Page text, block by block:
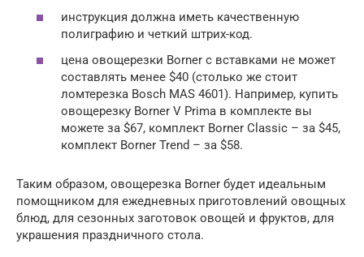
инструкция должна иметь качественную
полиграфию и четкий штрих-код.
цена овощерезки Borner с вставками не может
составлять менее $40 (столько же стоит
ломтерезка Bosch MAS 4601). Например, купить
овощерезку Borner V Prima в комплекте вы
можете за $67, комплект Borner Classic – за $45,
комплект Borner Trend – за $58.
Таким образом, овощерезка Borner будет идеальным
помощником для ежедневных приготовлений овощных
блюд, для сезонных заготовок овощей и фруктов, для
украшения праздничного стола.